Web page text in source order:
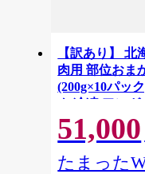
【訳あり】 北
肉用 部位おま
(200g×10パッ
ク 冷凍 アンガ
51,000
たまった